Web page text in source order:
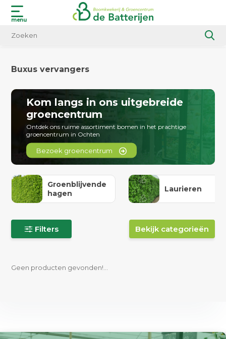
menu
Buxus vervangers
Kom langs in ons uitgebreide
groencentrum
Ontdek ons ruime assortiment bomen in het prachtige
groencentrum in Ochten
Bezoek groencentrum
Groenblijvende
hagen
Laurieren
Filters Bekijk categorieën
Geen producten gevonden!...